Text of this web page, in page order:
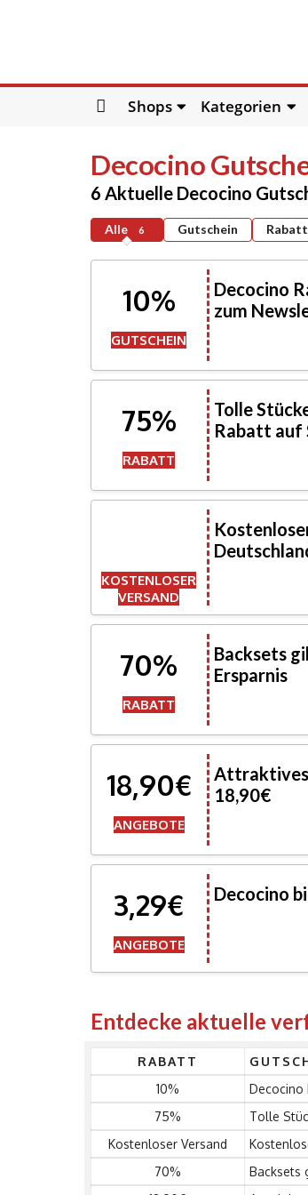
Skip
to
Shops Kategorien
Decocino
6 Aktuelle Decocino
Alle 6 Gutschein Rabatt
10%
GUTSCHEIN
Decocino
zum
75%
RABATT
Tolle
Rabatt auf
KOSTENLOSER
VERSAND
70%
RABATT
Backsets
Ersparnis
18,90€
ANGEBOTE
18,90€
3,29€
ANGEBOTE
Decocino
Entdecke aktuelle
RABATT
10%
Decocino
75%
Tolle
Kostenloser Versand
70%
Backsets